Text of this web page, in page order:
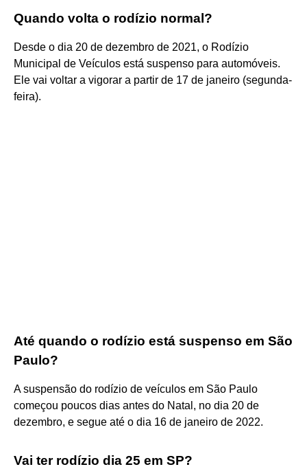
Quando volta o rodízio normal?
Desde o dia 20 de dezembro de 2021, o Rodízio
Municipal de Veículos está suspenso para automóveis.
Ele vai voltar a vigorar a partir de 17 de janeiro (segunda-
feira).
Até quando o rodízio está suspenso em São
Paulo?
A suspensão do rodízio de veículos em São Paulo
começou poucos dias antes do Natal, no dia 20 de
dezembro, e segue até o dia 16 de janeiro de 2022.
Vai ter rodízio dia 25 em SP?